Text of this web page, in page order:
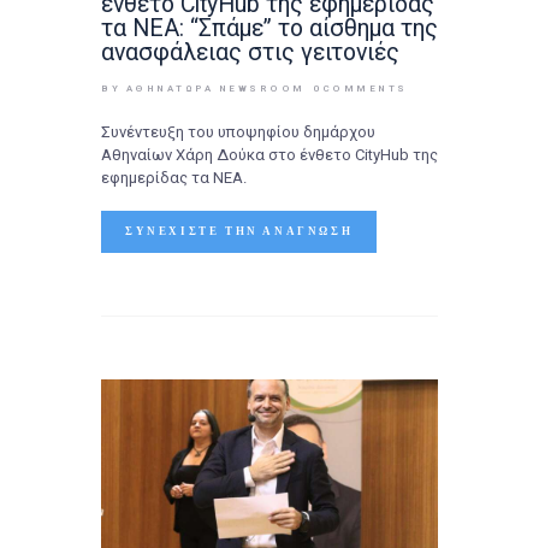
τα ΝΕΑ: “Σπάμε” το αίσθημα της
ανασφάλειας στις γειτονιές
BY ΑΘΉΝΑΤΩΡΑ NEWSROOM 0 COMMENTS
Συνέντευξη του υποψηφίου δημάρχου
Αθηναίων Χάρη Δούκα στο ένθετο CityHub της
εφημερίδας τα ΝΕΑ.
ΣΥΝΕΧΊΣΤΕ ΤΗΝ ΑΝΆΓΝΩΣΗ